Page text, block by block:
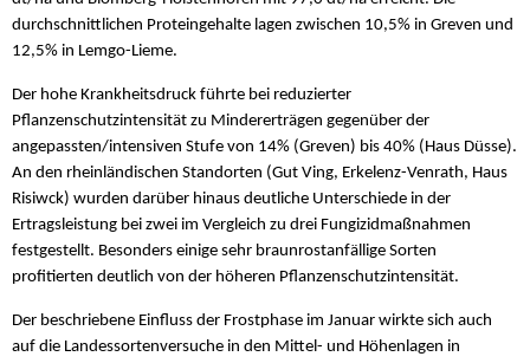
durchschnittlichen Proteingehalte lagen zwischen 10,5% in Greven und
12,5% in Lemgo-Lieme.
Der hohe Krankheitsdruck führte bei reduzierter
Pflanzenschutzintensität zu Mindererträgen gegenüber der
angepassten/intensiven Stufe von 14% (Greven) bis 40% (Haus Düsse).
An den rheinländischen Standorten (Gut Ving, Erkelenz-Venrath, Haus
Risiwck) wurden darüber hinaus deutliche Unterschiede in der
Ertragsleistung bei zwei im Vergleich zu drei Fungizidmaßnahmen
festgestellt. Besonders einige sehr braunrostanfällige Sorten
profitierten deutlich von der höheren Pflanzenschutzintensität.
Der beschriebene Einfluss der Frostphase im Januar wirkte sich auch
auf die Landessortenversuche in den Mittel- und Höhenlagen in